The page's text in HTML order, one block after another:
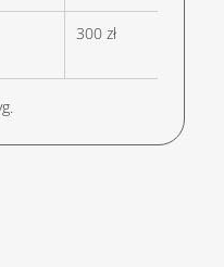
300 zł